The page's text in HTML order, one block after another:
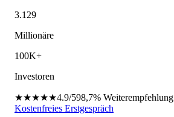
3.129
Millionäre
100K+
Investoren
★★★★★4.9/598,7% Weiterempfehlung
Kostenfreies Erstgespräch